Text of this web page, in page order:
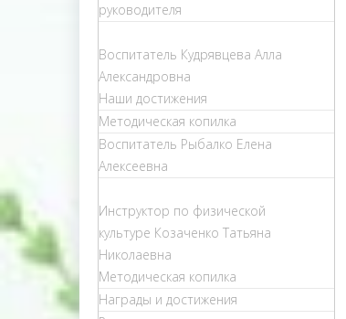
руководителя
Воспитатель Кудрявцева Алла
Александровна
Наши достижения
Методическая копилка
Воспитатель Рыбалко Елена
Алексеевна
Инструктор по физической
культуре Козаченко Татьяна
Николаевна
Методическая копилка
Награды и достижения